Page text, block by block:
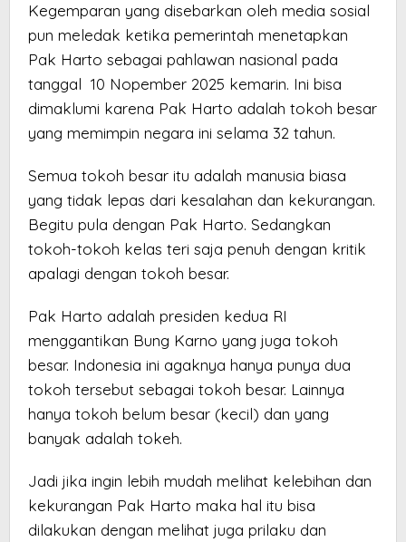
Kegemparan yang disebarkan oleh media sosial
pun meledak ketika pemerintah menetapkan
Pak Harto sebagai pahlawan nasional pada
tanggal 10 Nopember 2025 kemarin. Ini bisa
dimaklumi karena Pak Harto adalah tokoh besar
yang memimpin negara ini selama 32 tahun.
Semua tokoh besar itu adalah manusia biasa
yang tidak lepas dari kesalahan dan kekurangan.
Begitu pula dengan Pak Harto. Sedangkan
tokoh-tokoh kelas teri saja penuh dengan kritik
apalagi dengan tokoh besar.
Pak Harto adalah presiden kedua RI
menggantikan Bung Karno yang juga tokoh
besar. Indonesia ini agaknya hanya punya dua
tokoh tersebut sebagai tokoh besar. Lainnya
hanya tokoh belum besar (kecil) dan yang
banyak adalah tokeh.
Jadi jika ingin lebih mudah melihat kelebihan dan
kekurangan Pak Harto maka hal itu bisa
dilakukan dengan melihat juga prilaku dan